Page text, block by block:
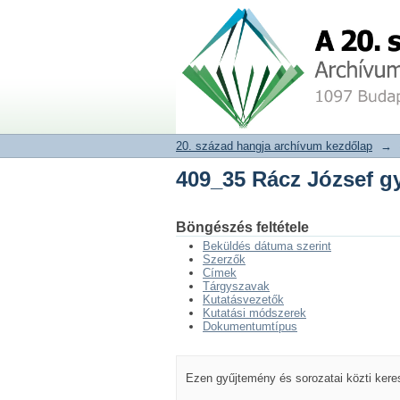
409_35 Rácz József
20. század hangja archívum
20. század hangja archívum kezdőlap →
409_35 Rácz József
Böngészés feltétele
Beküldés dátuma szerint
Szerzők
Címek
Tárgyszavak
Kutatásvezetők
Kutatási módszerek
Dokumentumtípus
Ezen gyűjtemény és sorozatai közti